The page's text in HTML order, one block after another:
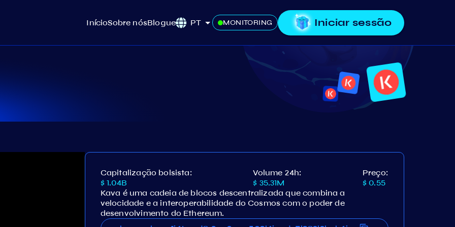
InícioSobre nósBlogue PT MONITORING Iniciar sessão
Capitalização bolsista:
$ 1.04B
Volume 24h:
$ 35.31M
Preço:
$ 0.55
Kava é uma cadeia de blocos descentralizada que combina a
velocidade e a interoperabilidade do Cosmos com o poder de
desenvolvimento do Ethereum.